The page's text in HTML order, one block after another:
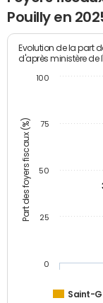
Pouilly en
Part des foyers fiscaux (%)
Evolution de la part
d'après ministère de
Saint-
0
25
50
75
100